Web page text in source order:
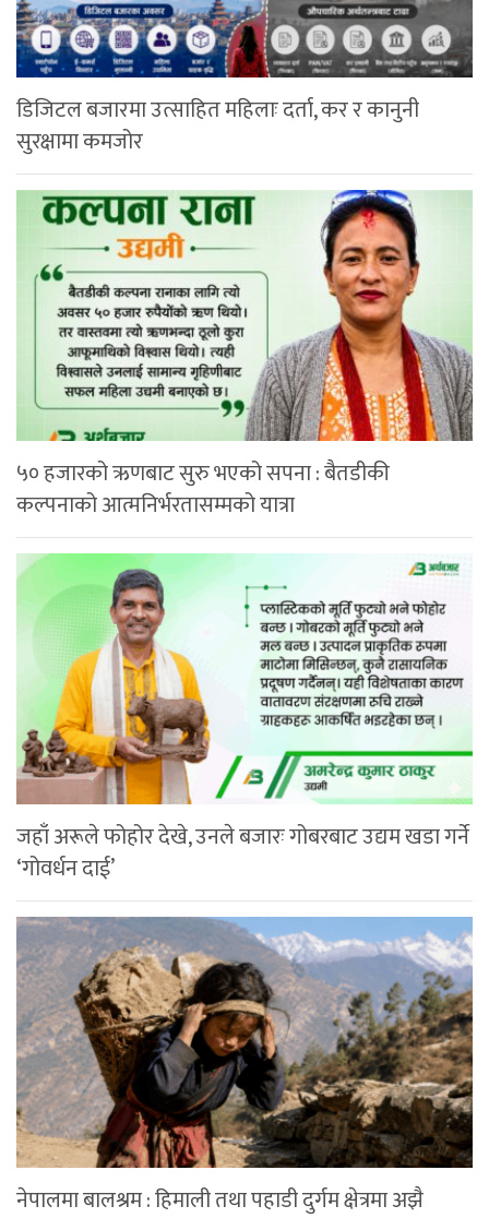
डिजिटल बजारमा उत्साहित महिलाः दर्ता, कर र कानुनी
सुरक्षामा कमजोर
५० हजारको ऋणबाट सुरु भएको सपना : बैतडीकी
कल्पनाको आत्मनिर्भरतासम्मको यात्रा
जहाँ अरूले फोहोर देखे, उनले बजारः गोबरबाट उद्यम खडा गर्ने
‘गोवर्धन दाई’
नेपालमा बालश्रम : हिमाली तथा पहाडी दुर्गम क्षेत्रमा अझै